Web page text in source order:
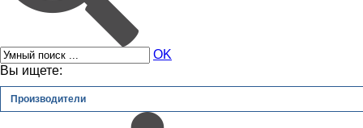
OK
Вы ищете:
Производители